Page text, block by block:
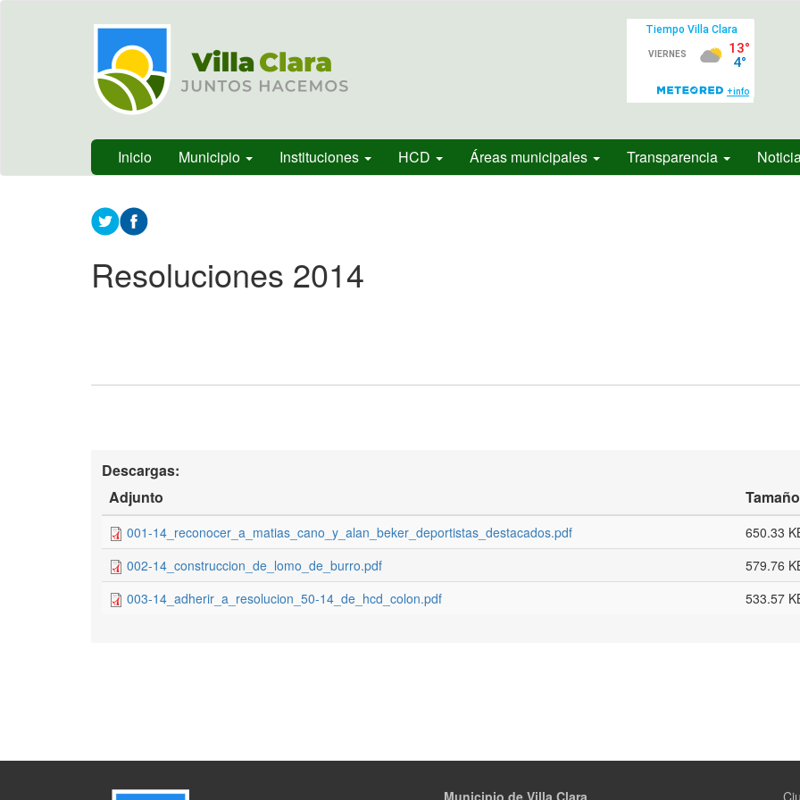
Municipalidad
de Villa
Clara, Entre
Ríos,
Argentina
Inicio Municipio Instituciones HCD Áreas municipales Transparencia
Contenido
principal
Resoluciones 2014
Descargas:
Adjunto
Tamaño
001-14_reconocer_a_matias_cano_y_alan_beker_deportistas_destacados.pdf
650.33
002-14_construccion_de_lomo_de_burro.pdf
579.76
003-14_adherir_a_resolucion_50-14_de_hcd_colon.pdf
533.57
Municipio de Villa Clara